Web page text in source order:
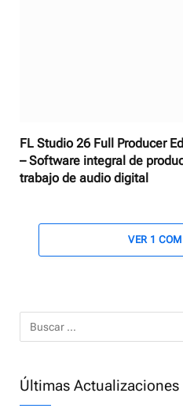
FL Studio 26 Full Producer
– Software integral de
trabajo de audio digital
VER 1
Últimas Actualizaciones